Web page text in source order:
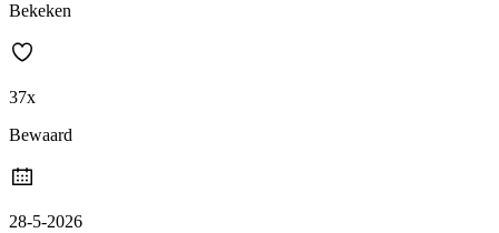
Bekeken
37x
Bewaard
28-5-2026